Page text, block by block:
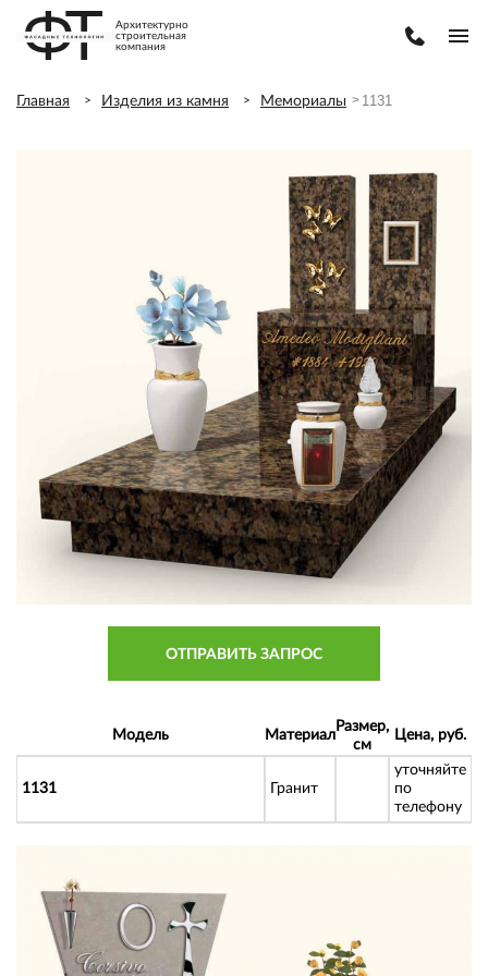
Архитектурно
строительная
компания
1131
Главная Изделия из камня Мемориалы 1131
ОТПРАВИТЬ ЗАПРОС
Модель Материал
Размер,
см
Цена, руб.
1131 Гранит
уточняйте
по
телефону